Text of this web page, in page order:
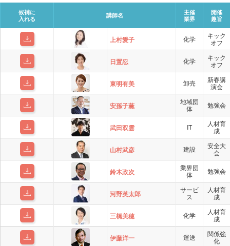
候補に
入れる
講師名
主催
業界
開催
趣旨
上村愛子 化学
キック
オフ
日置忍 化学
キック
オフ
東明有美 卸売
新春講
演会
安孫子薫
地域団
体
勉強会
武田双雲 IT
人材育
成
山村武彦 建設
安全大
会
鈴木政次
業界団
体
勉強会
河野英太郎
サービ
ス
人材育
成
三橋美穂 化学
人材育
成
伊藤洋一 運送
関係強
化